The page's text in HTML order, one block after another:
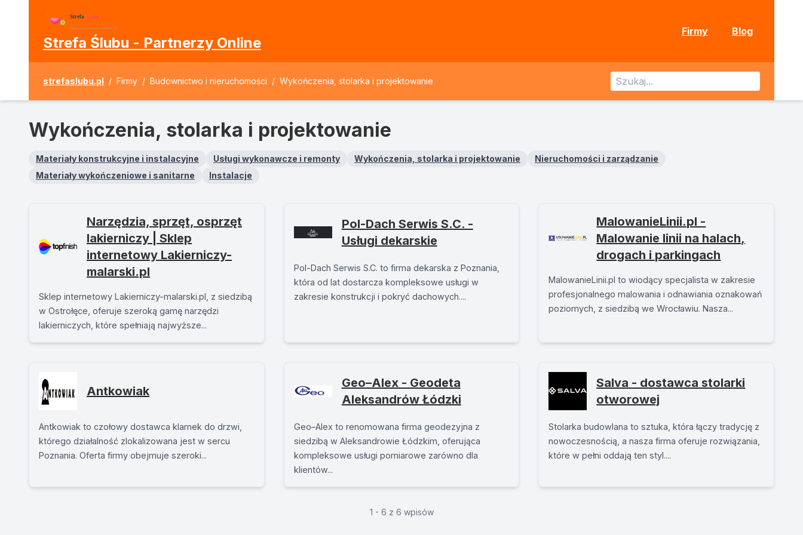
Strefa Ślubu - Partnerzy Online
Firmy Blog
strefaslubu.pl / Firmy / Budownictwo i nieruchomości / Wykończenia, stolarka i projektowanie
Wykończenia, stolarka i projektowanie
Materiały konstrukcyjne i instalacyjne Usługi wykonawcze i remonty Wykończenia, stolarka i projektowanie
Nieruchomości i zarządzanie
Materiały wykończeniowe i sanitarne
Instalacje
Narzędzia, sprzęt, osprzęt
lakierniczy | Sklep
internetowy Lakierniczy-
malarski.pl
Sklep internetowy Lakierniczy-malarski.pl, z siedzibą
w Ostrołęce, oferuje szeroką gamę narzędzi
lakierniczych, które spełniają najwyższe...
Pol-Dach Serwis S.C. -
Usługi dekarskie
Pol-Dach Serwis S.C. to firma dekarska z Poznania,
która od lat dostarcza kompleksowe usługi w
zakresie konstrukcji i pokryć dachowych....
MalowanieLinii.pl -
Malowanie linii na halach,
drogach i parkingach
MalowanieLinii.pl to wiodący specjalista w zakresie
profesjonalnego malowania i odnawiania oznakowań
poziomych, z siedzibą we Wrocławiu. Nasza...
Antkowiak
Antkowiak to czołowy dostawca klamek do drzwi,
którego działalność zlokalizowana jest w sercu
Poznania. Oferta firmy obejmuje szeroki...
Geo–Alex - Geodeta
Aleksandrów Łódzki
Geo–Alex to renomowana firma geodezyjna z
siedzibą w Aleksandrowie Łódzkim, oferująca
kompleksowe usługi pomiarowe zarówno dla
klientów...
Salva - dostawca stolarki
otworowej
Stolarka budowlana to sztuka, która łączy tradycję z
nowoczesnością, a nasza firma oferuje rozwiązania,
które w pełni oddają ten styl....
1 - 6 z 6 wpisów